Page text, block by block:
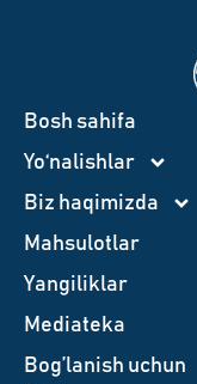
Bosh sahifa
Yo‘nalishlar
Biz haqimizda
Mahsulotlar
Yangiliklar
Mediateka
Bog’lanish uchun